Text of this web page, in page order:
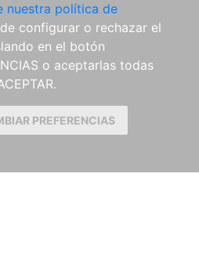
nuestra política de
configurar o rechazar el
en el botón
o aceptarlas todas
PREFERENCIAS